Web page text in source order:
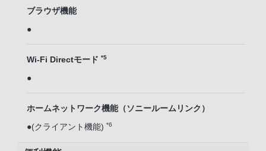
ブラウザ機能
●
Wi-Fi Directモード *5
●
ホームネットワーク機能（ソニールームリンク）
●(クライアント機能) *6